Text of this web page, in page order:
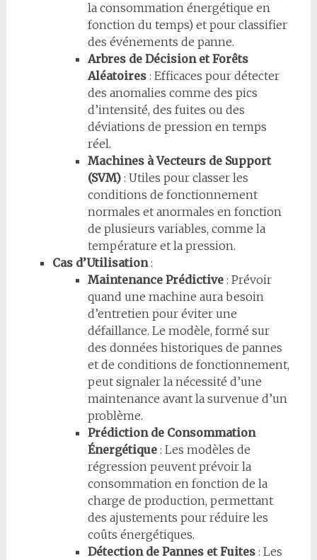
la consommation énergétique en
fonction du temps) et pour classifier
des événements de panne.
Arbres de Décision et Forêts
Aléatoires: Efficaces pour détecter
des anomalies comme des pics
d’intensité, des fuites ou des
déviations de pression en temps
réel.
Machines à Vecteurs de Support
(SVM): Utiles pour classer les
conditions de fonctionnement
normales et anormales en fonction
de plusieurs variables, comme la
température et la pression.
Cas d’Utilisation:
Maintenance Prédictive: Prévoir
quand une machine aura besoin
d’entretien pour éviter une
défaillance. Le modèle, formé sur
des données historiques de pannes
et de conditions de fonctionnement,
peut signaler la nécessité d’une
maintenance avant la survenue d’un
problème.
Prédiction de Consommation
Énergétique: Les modèles de
régression peuvent prévoir la
consommation en fonction de la
charge de production, permettant
des ajustements pour réduire les
coûts énergétiques.
Détection de Pannes et Fuites: Les